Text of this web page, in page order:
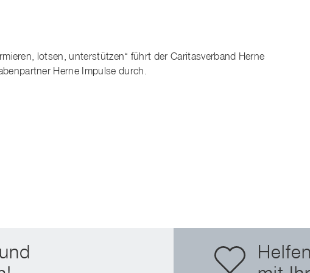
lotsen, unterstützen“ führt der Caritasverband Herne
Herne Impulse durch.